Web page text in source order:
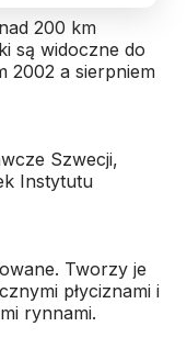
200 km
są widoczne do
2002 a sierpniem
Szwecji,
Instytutu
Tworzy je
płyciznami i
rynnami.